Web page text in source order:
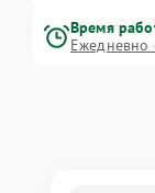
Время
Ежедневно